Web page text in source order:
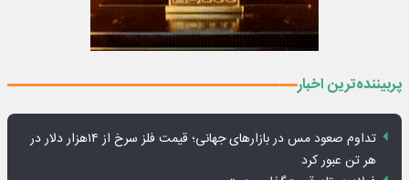
پربیننده‌ترین اخبار
تداوم صعود مس در بازارهای جهانی؛ قیمت فلز سرخ از ۱۴هزار دلار در
هر تن عبور کرد